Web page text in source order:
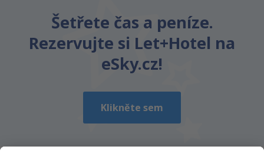
Šetřete čas a peníze.
Rezervujte si Let+Hotel na
eSky.cz!
Klikněte sem